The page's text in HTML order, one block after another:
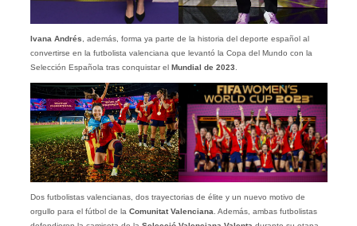
Ivana Andrés , además, forma ya parte de la historia del deporte español al
convertirse en la futbolista valenciana que levantó la Copa del Mundo con la
Selección Española tras conquistar el Mundial de 2023
Dos futbolistas valencianas, dos trayectorias de élite y un nuevo motivo de
orgullo para el fútbol de la Comunitat Valenciana . Además, ambas futbolistas